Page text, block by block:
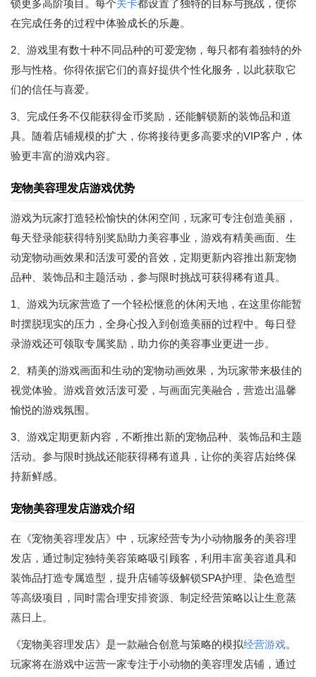
锁更多高阶项目。每个关卡都设置了独特的目标与挑战，使你
在完成任务的过程中体验成长的乐趣。
2、游戏里有数十种不同品种的可爱宠物，每只都有着独特的外
形与性格。你得依据它们的喜好提供个性化服务，以此获取它
们的信任与喜爱。
3、完成任务不仅能获得金币奖励，还能解锁新的装饰品和道
具。随着店铺规模的扩大，你将接待更多高要求的VIP客户，体
验更丰富的游戏内容。
宠物美容理发店游戏优势
游戏为玩家打造轻松愉快的休闲空间，玩家可专注创造美丽，
每天登录能获得特别奖励助力美容事业，游戏有精美画面、生
动宠物动画效果和活泼可爱的音效，定期更新内容推出新宠物
品种、装饰品和主题活动，参与限时挑战可获得稀有道具。
1、游戏为玩家营造了一个轻松惬意的休闲天地，在这里你能暂
时摆脱现实的压力，全身心投入到创造美丽的过程中。每日登
录游戏还可领取专属奖励，助力你的美容事业更进一步。
2、精美的游戏画面和生动的宠物动画效果，为玩家带来极佳的
视觉体验。游戏音效活泼可爱，与画面完美融合，营造出温馨
愉悦的游戏氛围。
3、游戏定期更新内容，不断推出新的宠物品种、装饰品和主题
活动。参与限时挑战还能获得稀有道具，让你的美容店始终保
持新鲜感。
宠物美容理发店游戏介绍
在《宠物美容理发店》中，玩家经营专为小动物服务的美容理
发店，通过制定独特美容策略吸引顾客，利用丰富美容道具和
装饰品打造专属造型，提升店铺等级解锁SPA护理、染色造型
等高级项目，同时需合理安排资源、制定经营策略以让生意蒸
蒸日上。
《宠物美容理发店》是一款融合创意与策略的模拟经营游戏。
玩家将在游戏中运营一家专注于小动物的美容理发店铺，通过